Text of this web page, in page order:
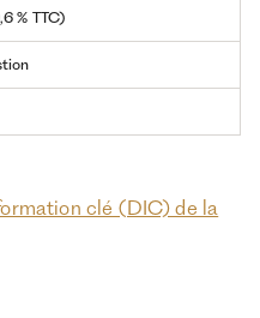
% TTC)
clé (DIC) de la